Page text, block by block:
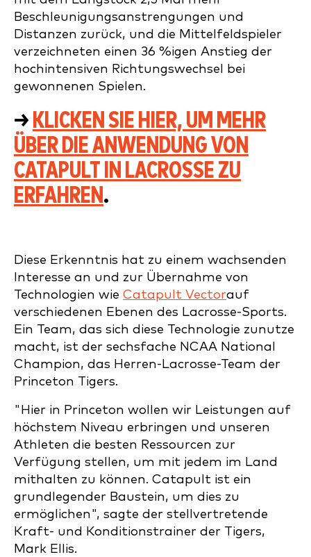
Beschleunigungsanstrengungen und
Distanzen zurück, und die Mittelfeldspieler
verzeichneten einen 36 %igen Anstieg der
hochintensiven Richtungswechsel bei
gewonnenen Spielen.
→ KLICKEN SIE HIER, UM MEHR
ÜBER DIE ANWENDUNG VON
CATAPULT IN LACROSSE ZU
ERFAHREN.
Diese Erkenntnis hat zu einem wachsenden
Interesse an und zur Übernahme von
Technologien wie Catapult Vectorauf
verschiedenen Ebenen des Lacrosse-Sports.
Ein Team, das sich diese Technologie zunutze
macht, ist der sechsfache NCAA National
Champion, das Herren-Lacrosse-Team der
Princeton Tigers.
"Hier in Princeton wollen wir Leistungen auf
höchstem Niveau erbringen und unseren
Athleten die besten Ressourcen zur
Verfügung stellen, um mit jedem im Land
mithalten zu können. Catapult ist ein
grundlegender Baustein, um dies zu
ermöglichen", sagte der stellvertretende
Kraft- und Konditionstrainer der Tigers,
Mark Ellis.